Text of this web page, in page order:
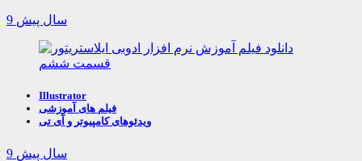
9 سال پیش
Illustrator
فیلم های آموزشی
ویدئوهای کامپیوتر و آی تی
9 سال پیش